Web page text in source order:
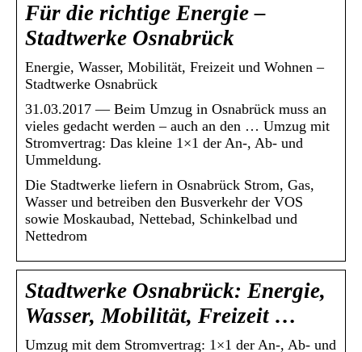
Für die richtige Energie –
Stadtwerke Osnabrück
Energie, Wasser, Mobilität, Freizeit und Wohnen –
Stadtwerke Osnabrück
31.03.2017 — Beim Umzug in Osnabrück muss an
vieles gedacht werden – auch an den … Umzug mit
Stromvertrag: Das kleine 1×1 der An-, Ab- und
Ummeldung.
Die Stadtwerke liefern in Osnabrück Strom, Gas,
Wasser und betreiben den Busverkehr der VOS
sowie Moskaubad, Nettebad, Schinkelbad und
Nettedrom
Stadtwerke Osnabrück: Energie,
Wasser, Mobilität, Freizeit …
Umzug mit dem Stromvertrag: 1×1 der An-, Ab- und